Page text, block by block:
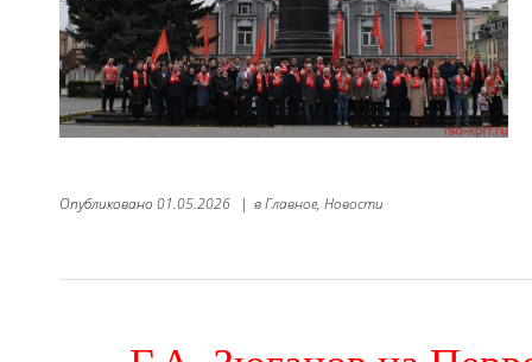
Опубликовано 01.05.2026 | вГлавное, Новости